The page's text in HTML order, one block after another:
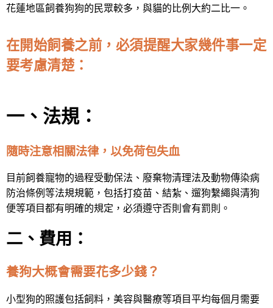
花蓮地區飼養狗狗的民眾較多，與貓的比例大約二比一。
在開始飼養之前，必須提醒大家幾件事一定
要考慮清楚：
一、法規：
隨時注意相關法律，以免荷包失血
目前飼養寵物的過程受動保法、廢棄物清理法及動物傳染病
防治條例等法規規範，包括打疫苗、結紮、遛狗繫繩與清狗
便等項目都有明確的規定，必須遵守否則會有罰則。
二、費用：
養狗大概會需要花多少錢？
小型狗的照護包括飼料，美容與醫療等項目平均每個月需要